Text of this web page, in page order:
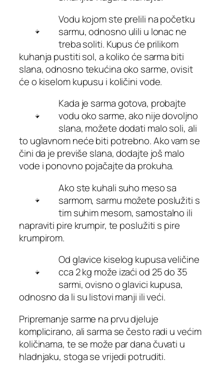
Vodu kojom ste prelili na početku
sarmu, odnosno ulili u lonac ne
treba soliti. Kupus će prilikom
kuhanja pustiti sol, a koliko će sarma biti
slana, odnosno tekućina oko sarme, ovisit
će o kiselom kupusu i količini vode.
Kada je sarma gotova, probajte
vodu oko sarme, ako nije dovoljno
slana, možete dodati malo soli, ali
to uglavnom neće biti potrebno. Ako vam se
čini da je previše slana, dodajte još malo
vode i ponovno pojačajte da prokuha.
Ako ste kuhali suho meso sa
sarmom, sarmu možete poslužiti s
tim suhim mesom, samostalno ili
napraviti pire krumpir, te poslužiti s pire
krumpirom.
Od glavice kiselog kupusa veličine
cca 2 kg može izaći od 25 do 35
sarmi, ovisno o glavici kupusa,
odnosno da li su listovi manji ili veći.
Pripremanje sarme na prvu djeluje
komplicirano, ali sarma se često radi u većim
količinama, te se može par dana čuvati u
hladnjaku, stoga se vrijedi potruditi.